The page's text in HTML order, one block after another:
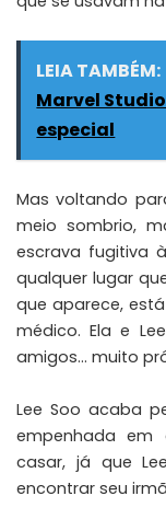
LEIA TAMBÉM:
Marvel
especial
Mas voltando
meio sombrio,
escrava fugitiva
qualquer lugar
que aparece,
médico. Ela e
amigos… muito
Lee Soo acaba
empenhada em
casar, já que
encontrar seu